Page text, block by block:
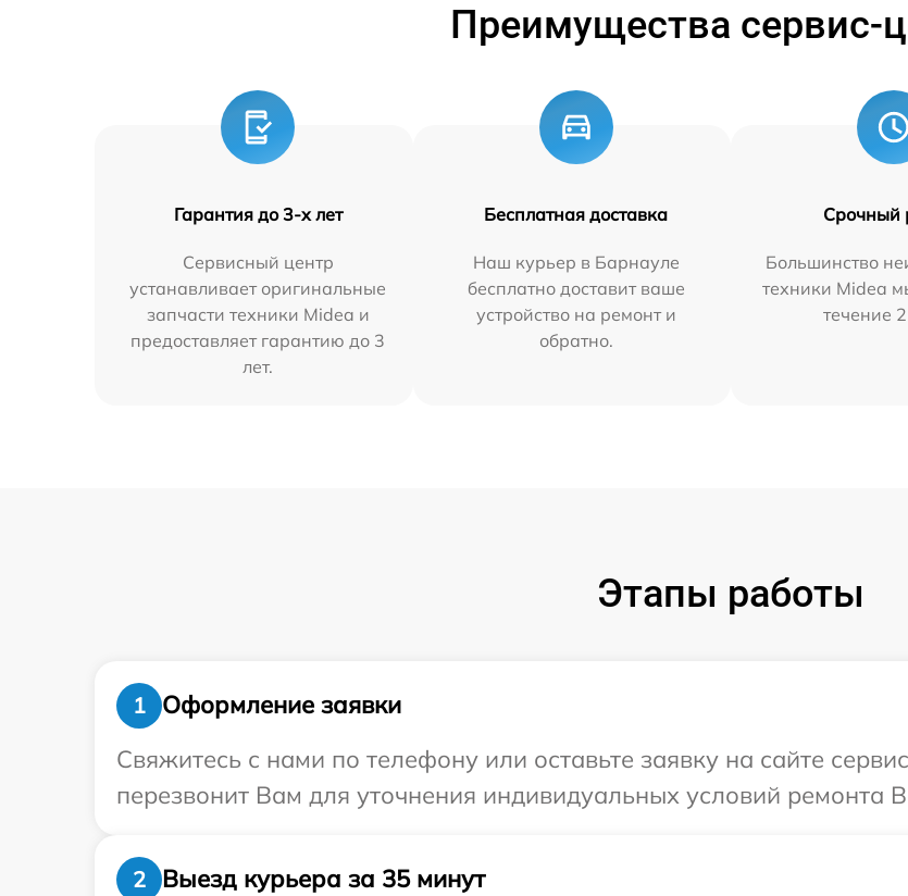
Преимущества сервис-
Гарантия до 3-х лет
Сервисный центр
устанавливает оригинальные
запчасти техники Midea и
предоставляет гарантию до 3
лет.
Бесплатная доставка
Наш курьер в Барнауле
бесплатно доставит ваше
устройство на ремонт и
обратно.
Срочный
Большинство
техники Midea
течение
Этапы работы
1
Оформление заявки
Свяжитесь с нами по телефону или оставьте заявку на сайте
перезвонит Вам для уточнения индивидуальных условий ремонта
2
Выезд курьера за 35 минут